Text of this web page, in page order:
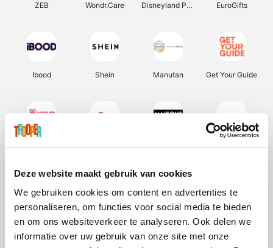
Deze website maakt gebruik van cookies
We gebruiken cookies om content en advertenties te
personaliseren, om functies voor social media te bieden
en om ons websiteverkeer te analyseren. Ook delen we
informatie over uw gebruik van onze site met onze
ZEB Wondr.Care Disneyland Paris EuroGifts
Ibood Shein Manutan Get Your Guide